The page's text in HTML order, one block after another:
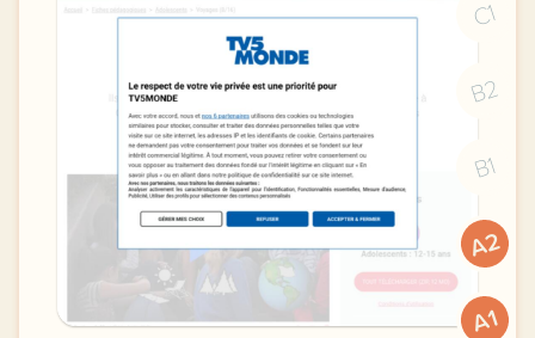
C1
B2
B1
A2
A1